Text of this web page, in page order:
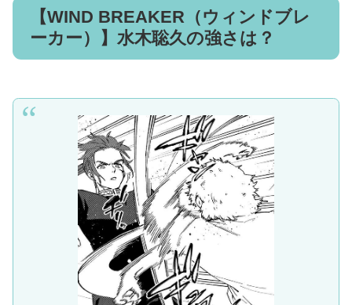
【WIND BREAKER（ウィンドブレ
ーカー）】水木聡久の強さは？